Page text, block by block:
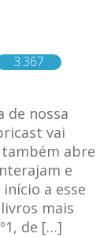
3.367
de nossa
vai
abre
e
a esse
mais
de […]